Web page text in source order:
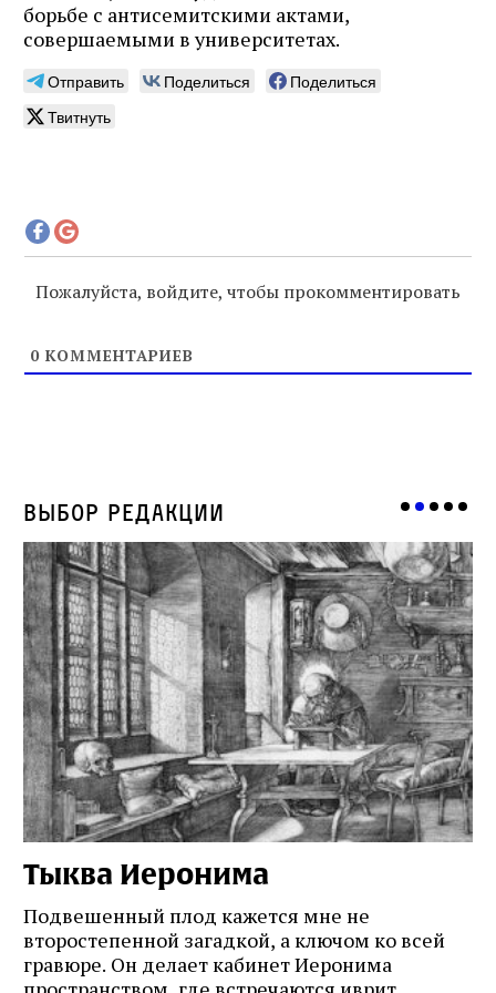
борьбе с антисемитскими актами,
совершаемыми в университетах.
Отправить Поделиться
Поделиться
Твитнуть
Пожалуйста, войдите, чтобы прокомментировать
0 КОММЕНТАРИЕВ
Выбор редакции
Тыква Иеронима
Подвешенный плод кажется мне не
второстепенной загадкой, а ключом ко всей
гравюре. Он делает кабинет Иеронима